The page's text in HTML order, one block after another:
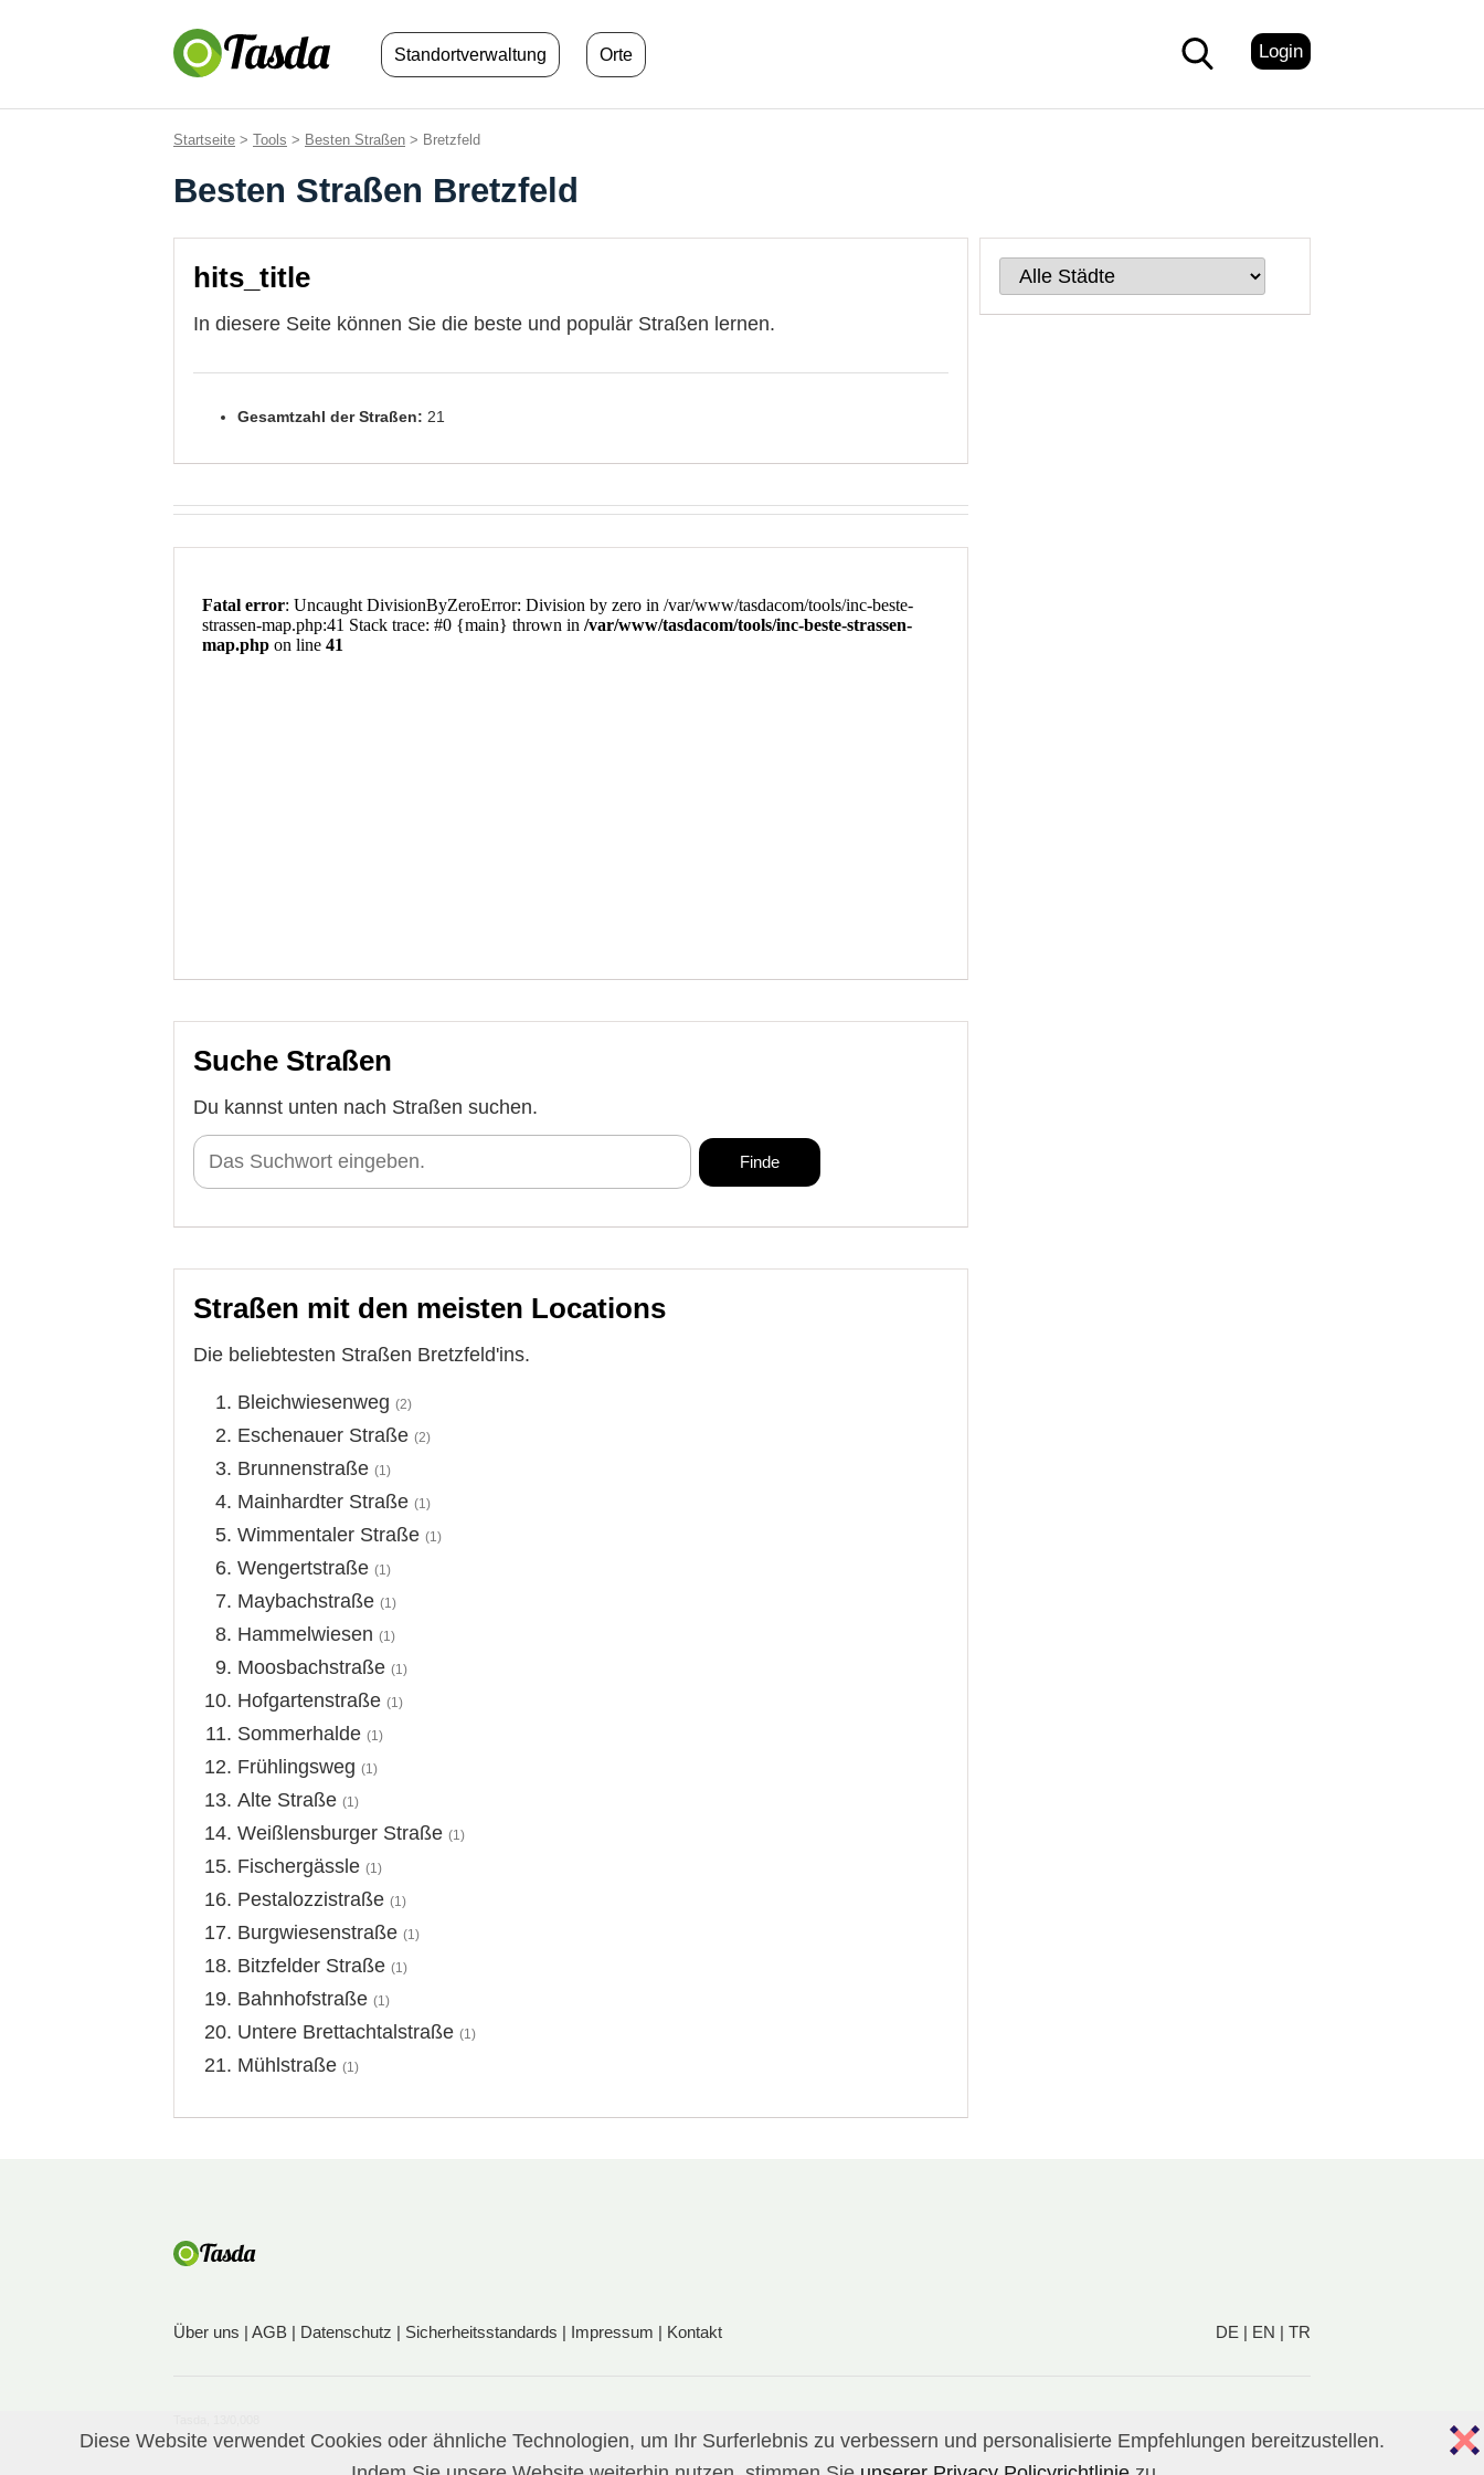
Login
Standortverwaltung Orte
Startseite > Tools > Besten Straßen > Bretzfeld
Besten Straßen Bretzfeld
hits_title
In diesere Seite können Sie die beste und populär Straßen lernen.
Gesamtzahl der Straßen: 21
Suche Straßen
Du kannst unten nach Straßen suchen.
Straßen mit den meisten Locations
Die beliebtesten Straßen Bretzfeld'ins.
Bleichwiesenweg (2)
Eschenauer Straße (2)
Brunnenstraße (1)
Mainhardter Straße (1)
Wimmentaler Straße (1)
Wengertstraße (1)
Maybachstraße (1)
Hammelwiesen (1)
Moosbachstraße (1)
Hofgartenstraße (1)
Sommerhalde (1)
Frühlingsweg (1)
Alte Straße (1)
Weißlensburger Straße (1)
Fischergässle (1)
Pestalozzistraße (1)
Burgwiesenstraße (1)
Bitzfelder Straße (1)
Bahnhofstraße (1)
Untere Brettachtalstraße (1)
Mühlstraße (1)
Über uns AGB Datenschutz Sicherheitsstandards Impressum Kontakt DE EN TR
Diese Website verwendet Cookies oder ähnliche Technologien, um Ihr Surferlebnis zu verbessern und personalisierte Empfehlungen bereitzustellen.